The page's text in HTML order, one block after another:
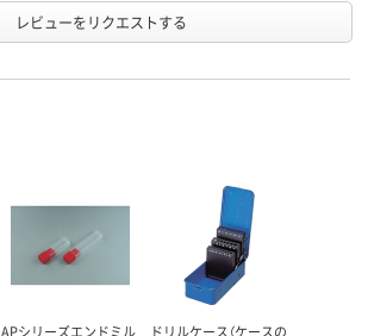
レビューをリクエストする
APシリーズエンドミル
ドリルケース（ケースの